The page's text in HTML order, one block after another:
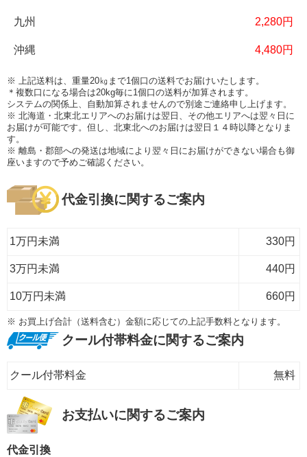
2,280円
4,480円
※ 上記送料は、重量20㎏まで1個口の送料でお届けいたします。
＊複数口になる場合は20kg毎に1個口の送料が加算されます。
システムの関係上、自動加算されませんので別途ご連絡申し上げます。
※ 北海道・北東北エリアへのお届けは翌日、その他エリアへは翌々日に
お届けが可能です。但し、北東北へのお届けは翌日１４時以降となりま
す。
※ 離島・郡部への発送は地域により翌々日にお届けができない場合も御
座いますので予めご確認ください。
代金引換に関するご案内
1万円未満 330円
3万円未満 440円
10万円未満 660円
※ お買上げ合計（送料含む）金額に応じての上記手数料となります。
クール付帯料金に関するご案内
クール付帯料金 無料
お支払いに関するご案内
代金引換